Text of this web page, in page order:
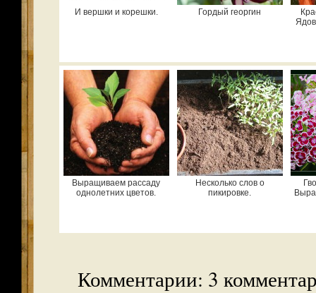
И вершки и корешки. Гордый георгин
Выращиваем рассаду
однолетних цветов.
Несколько слов о
пикировке.
Комментарии: 3